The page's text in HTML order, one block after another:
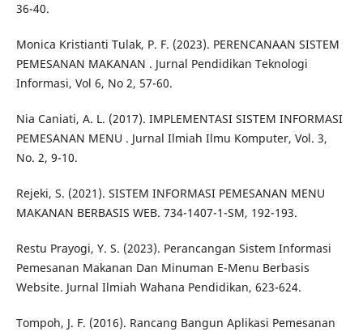
36-40.
Monica Kristianti Tulak, P. F. (2023). PERENCANAAN SISTEM
PEMESANAN MAKANAN . Jurnal Pendidikan Teknologi
Informasi, Vol 6, No 2, 57-60.
Nia Caniati, A. L. (2017). IMPLEMENTASI SISTEM INFORMASI
PEMESANAN MENU . Jurnal Ilmiah Ilmu Komputer, Vol. 3,
No. 2, 9-10.
Rejeki, S. (2021). SISTEM INFORMASI PEMESANAN MENU
MAKANAN BERBASIS WEB. 734-1407-1-SM, 192-193.
Restu Prayogi, Y. S. (2023). Perancangan Sistem Informasi
Pemesanan Makanan Dan Minuman E-Menu Berbasis
Website. Jurnal Ilmiah Wahana Pendidikan, 623-624.
Tompoh, J. F. (2016). Rancang Bangun Aplikasi Pemesanan